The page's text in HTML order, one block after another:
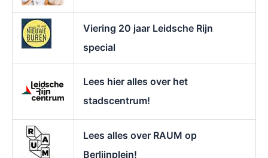
Viering 20 jaar Leidsche Rijn
special
Lees hier alles over het
stadscentrum!
Lees alles over RAUM op
Berlijnplein!